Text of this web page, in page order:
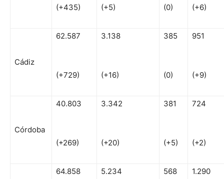
(+435) (+5) (0) (+6)
Cádiz
62.587
(+729)
3.138
(+16)
385
(0)
951
(+9)
Córdoba
40.803
(+269)
3.342
(+20)
381
(+5)
724
(+2)
64.858 5.234 568 1.290